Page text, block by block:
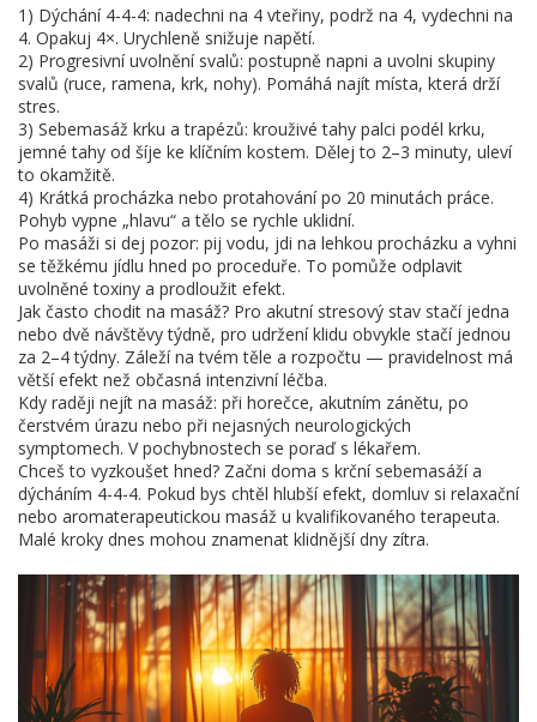
1) Dýchání 4-4-4: nadechni na 4 vteřiny, podrž na 4, vydechni na
4. Opakuj 4×. Urychleně snižuje napětí.
2) Progresivní uvolnění svalů: postupně napni a uvolni skupiny
svalů (ruce, ramena, krk, nohy). Pomáhá najít místa, která drží
stres.
3) Sebemasáž krku a trapézů: krouživé tahy palci podél krku,
jemné tahy od šíje ke klíčním kostem. Dělej to 2–3 minuty, uleví
to okamžitě.
4) Krátká procházka nebo protahování po 20 minutách práce.
Pohyb vypne „hlavu“ a tělo se rychle uklidní.
Po masáži si dej pozor: pij vodu, jdi na lehkou procházku a vyhni
se těžkému jídlu hned po proceduře. To pomůže odplavit
uvolněné toxiny a prodloužit efekt.
Jak často chodit na masáž? Pro akutní stresový stav stačí jedna
nebo dvě návštěvy týdně, pro udržení klidu obvykle stačí jednou
za 2–4 týdny. Záleží na tvém těle a rozpočtu — pravidelnost má
větší efekt než občasná intenzivní léčba.
Kdy raději nejít na masáž: při horečce, akutním zánětu, po
čerstvém úrazu nebo při nejasných neurologických
symptomech. V pochybnostech se poraď s lékařem.
Chceš to vyzkoušet hned? Začni doma s krční sebemasáží a
dýcháním 4-4-4. Pokud bys chtěl hlubší efekt, domluv si relaxační
nebo aromaterapeutickou masáž u kvalifikovaného terapeuta.
Malé kroky dnes mohou znamenat klidnější dny zítra.